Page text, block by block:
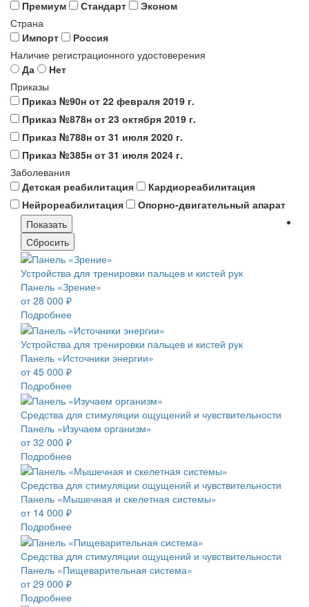
Премиум
Стандарт
Эконом
Страна
Импорт
Россия
Наличие регистрационного удостоверения
Да
Нет
Приказы
Приказ №90н от 22 февраля 2019 г.
Приказ №878н от 23 октября 2019 г.
Приказ №788н от 31 июля 2020 г.
Приказ №385н от 31 июля 2024 г.
Заболевания
Детская реабилитация
Кардиореабилитация
Нейрореабилитация
Опорно-двигательный апарат
Устройства для тренировки пальцев и кистей рук
Панель «Зрение»
от 28 000 ₽
Подробнее
Устройства для тренировки пальцев и кистей рук
Панель «Источники энергии»
от 45 000 ₽
Подробнее
Средства для стимуляции ощущений и чувствительности
Панель «Изучаем организм»
от 32 000 ₽
Подробнее
Средства для стимуляции ощущений и чувствительности
Панель «Мышечная и скелетная системы»
от 14 000 ₽
Подробнее
Средства для стимуляции ощущений и чувствительности
Панель «Пищеварительная система»
от 29 000 ₽
Подробнее